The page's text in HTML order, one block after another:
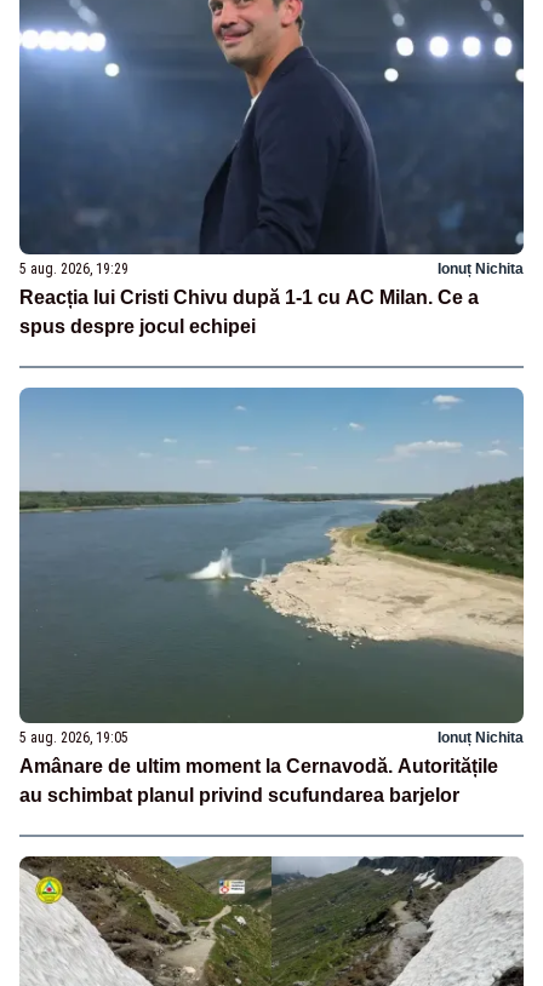
5 aug. 2026, 19:29 Ionuț Nichita
Reacția lui Cristi Chivu după 1-1 cu AC Milan. Ce a
spus despre jocul echipei
5 aug. 2026, 19:05 Ionuț Nichita
Amânare de ultim moment la Cernavodă. Autoritățile
au schimbat planul privind scufundarea barjelor